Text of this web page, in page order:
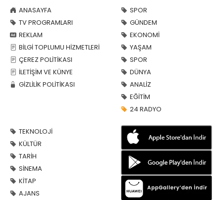
ANASAYFA
TV PROGRAMLARI
REKLAM
BİLGİ TOPLUMU HİZMETLERİ
ÇEREZ POLİTİKASI
İLETİŞİM VE KÜNYE
GİZLİLİK POLİTİKASI
SPOR
GÜNDEM
EKONOMİ
YAŞAM
SPOR
DÜNYA
ANALİZ
EĞİTİM
24 RADYO
TEKNOLOJİ
KÜLTÜR
TARİH
SİNEMA
KİTAP
AJANS